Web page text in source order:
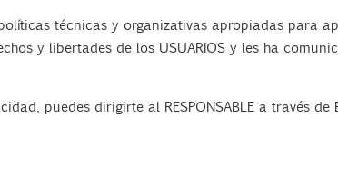
técnicas y organizativas apropiadas para
y libertades de los USUARIOS y les ha
puedes dirigirte al RESPONSABLE a través de